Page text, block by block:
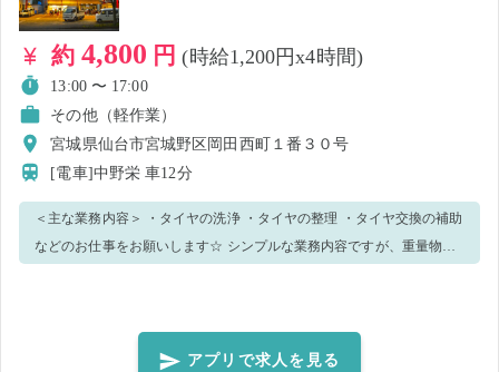
約 4,800 円(時給1,200円x4時間)
13:00 〜 17:00
その他（軽作業）
宮城県仙台市宮城野区岡田西町１番３０号
[電車]中野栄車12分
＜主な業務内容＞ ・タイヤの洗浄 ・タイヤの整理 ・タイヤ交換の補助
などのお仕事をお願いします☆ シンプルな業務内容ですが、重量物を
に基づき、男性のみの募集とさせていただきます。＞ シンプルな作業
ですので、未経験の方でもOK🔰 作業の流れを覚えてしまえば、どんど
アプリで求人を見る